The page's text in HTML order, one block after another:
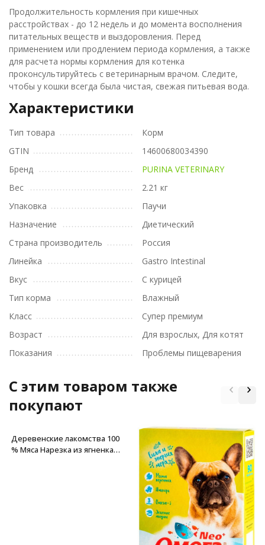
Продолжительность кормления при кишечных
расстройствах - до 12 недель и до момента восполнения
питательных веществ и выздоровления. Перед
применением или продлением периода кормления, а также
для расчета нормы кормления для котенка
проконсультируйтесь с ветеринарным врачом. Следите,
чтобы у кошки всегда была чистая, свежая питьевая вода.
Характеристики
Тип товара
Корм
GTIN
14600680034390
Бренд
PURINA VETERINARY
Вес
2.21 кг
Упаковка
Паучи
Назначение
Диетический
Страна производитель
Россия
Линейка
Gastro Intestinal
Вкус
С курицей
Тип корма
Влажный
Класс
Супер премиум
Возраст
Для взрослых, Для котят
Показания
Проблемы пищеварения
C этим товаром также
покупают
Деревенские лакомства 100
% Мяса Нарезка из ягненка